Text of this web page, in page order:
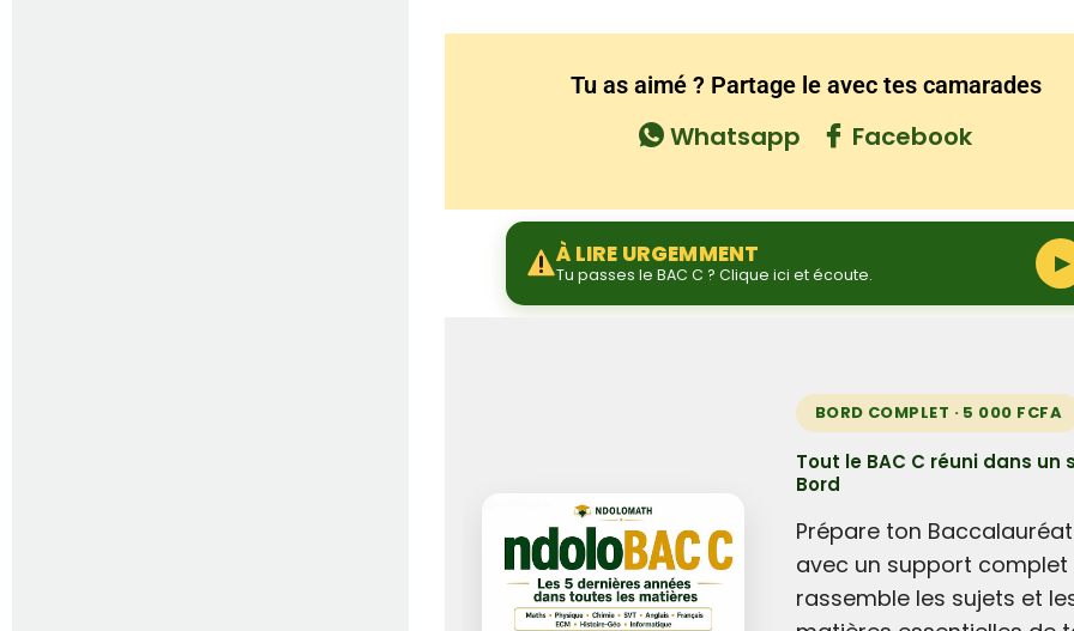
Tu as aimé ? Partage le avec tes camarades
Whatsapp Facebook
À LIRE URGEMMENT
Tu passes le BAC C ? Clique ici et écoute. ▶
BORD COMPLET · 5 000 FCFA
Tout le BAC C réuni dans un
Bord
Prépare ton
avec un support complet
rassemble les sujets et